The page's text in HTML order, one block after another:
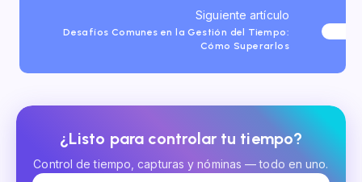
Siguiente artículo
Desafíos Comunes en la Gestión del Tiempo:
Cómo Superarlos
¿Listo para controlar tu tiempo?
Control de tiempo, capturas y nóminas — todo en uno.